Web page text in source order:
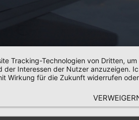
Tracking-Technologien von Dritten,
der Interessen der Nutzer anzuzeigen.
Wirkung für die Zukunft widerrufen